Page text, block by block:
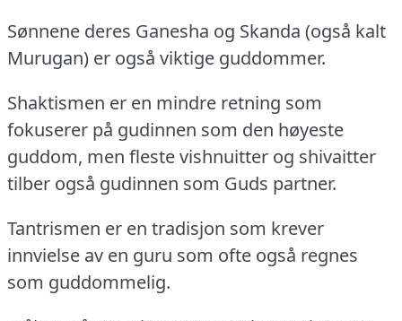
Sønnene deres Ganesha og Skanda (også kalt
Murugan) er også viktige guddommer.
Shaktismen er en mindre retning som
fokuserer på gudinnen som den høyeste
guddom, men fleste vishnuitter og shivaitter
tilber også gudinnen som Guds partner.
Tantrismen er en tradisjon som krever
innvielse av en guru som ofte også regnes
som guddommelig.